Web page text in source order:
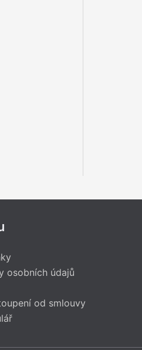
osobních údajů
od smlouvy